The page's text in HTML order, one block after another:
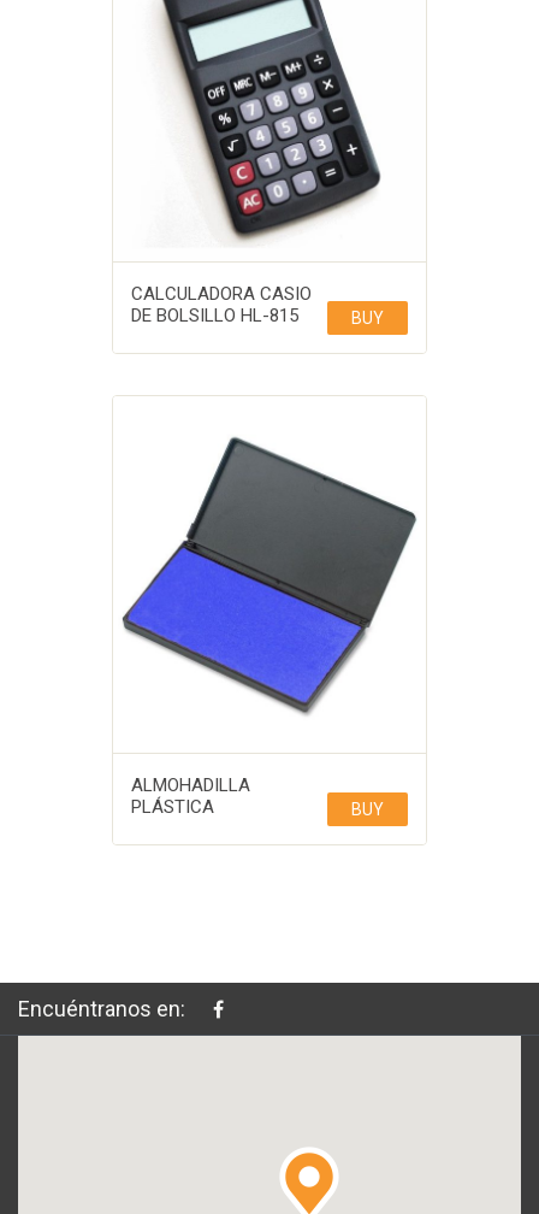
CALCULADORA CASIO
DE BOLSILLO HL-815
BUY
ALMOHADILLA
PLÁSTICA
BUY
Encuéntranos en: